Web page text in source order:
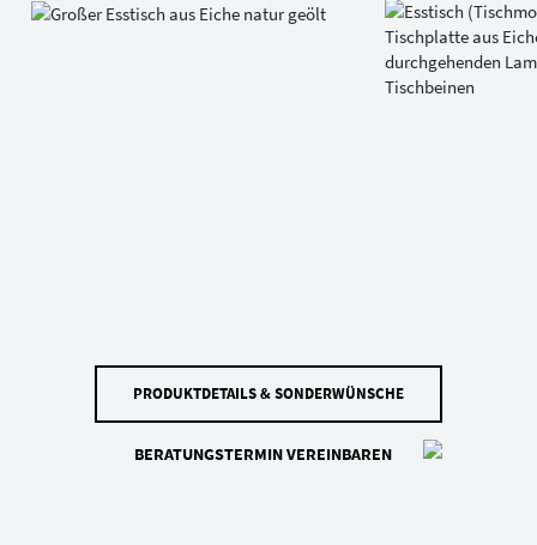
PRODUKTDETAILS & SONDERWÜNSCHE
BERATUNGSTERMIN VEREINBAREN